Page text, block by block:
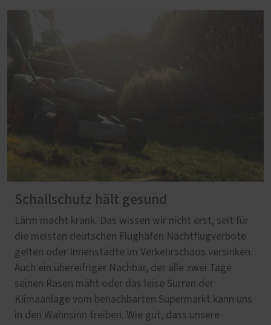
Schallschutz hält gesund
Lärm macht krank. Das wissen wir nicht erst, seit für
die meisten deutschen Flughäfen Nachtflugverbote
gelten oder Innenstädte im Verkehrschaos versinken.
Auch ein übereifriger Nachbar, der alle zwei Tage
seinen Rasen mäht oder das leise Surren der
Klimaanlage vom benachbarten Supermarkt kann uns
in den Wahnsinn treiben. Wie gut, dass unsere